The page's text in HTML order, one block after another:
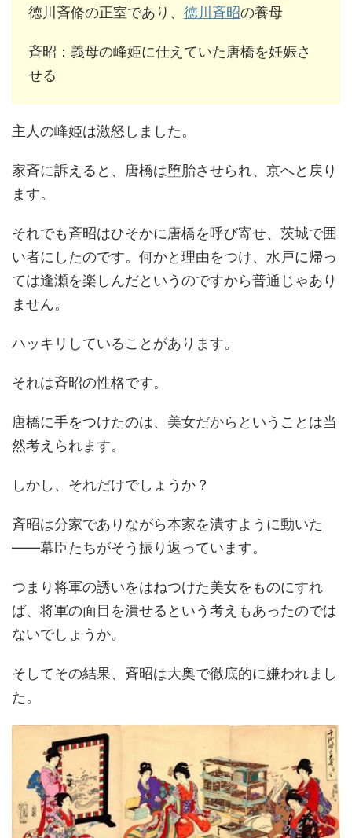
徳川斉脩の正室であり、 徳川斉昭の養母
斉昭：義母の峰姫に仕えていた唐橋を妊娠さ
せる
主人の峰姫は激怒しました。
家斉に訴えると、唐橋は堕胎させられ、京へと戻り
ます。
それでも斉昭はひそかに唐橋を呼び寄せ、茨城で囲
い者にしたのです。何かと理由をつけ、水戸に帰っ
ては逢瀬を楽しんだというのですから普通じゃあり
ません。
ハッキリしていることがあります。
それは斉昭の性格です。
唐橋に手をつけたのは、美女だからということは当
然考えられます。
しかし、それだけでしょうか？
斉昭は分家でありながら本家を潰すように動いた
――幕臣たちがそう振り返っています。
つまり将軍の誘いをはねつけた美女をものにすれ
ば、将軍の面目を潰せるという考えもあったのでは
ないでしょうか。
そしてその結果、斉昭は大奥で徹底的に嫌われまし
た。